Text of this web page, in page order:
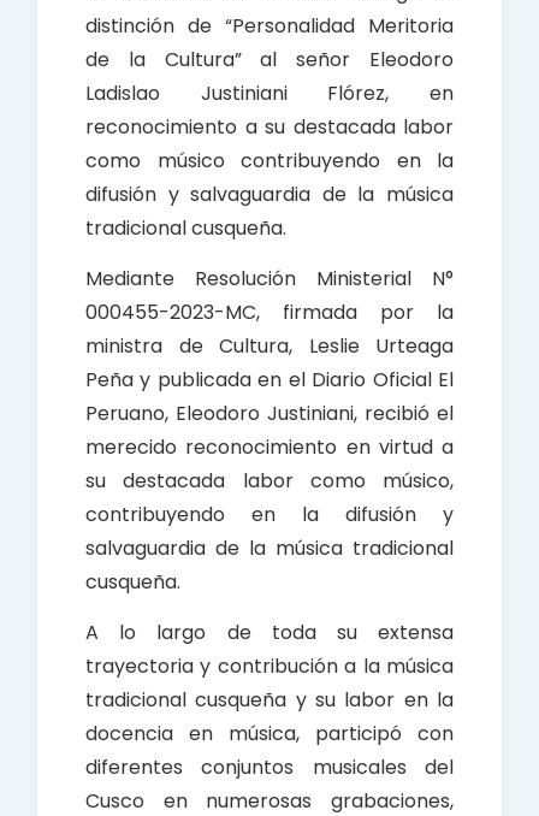
distinción de “Personalidad Meritoria
de la Cultura” al señor Eleodoro
Ladislao Justiniani Flórez, en
reconocimiento a su destacada labor
como músico contribuyendo en la
difusión y salvaguardia de la música
tradicional cusqueña.
Mediante Resolución Ministerial N°
000455-2023-MC, firmada por la
ministra de Cultura, Leslie Urteaga
Peña y publicada en el Diario Oficial El
Peruano, Eleodoro Justiniani, recibió el
merecido reconocimiento en virtud a
su destacada labor como músico,
contribuyendo en la difusión y
salvaguardia de la música tradicional
cusqueña.
A lo largo de toda su extensa
trayectoria y contribución a la música
tradicional cusqueña y su labor en la
docencia en música, participó con
diferentes conjuntos musicales del
Cusco en numerosas grabaciones,